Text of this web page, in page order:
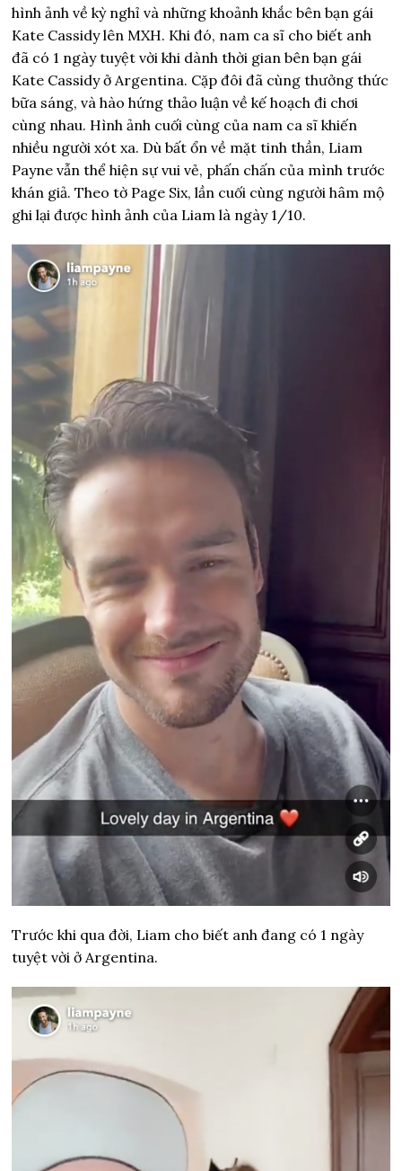
hình ảnh về kỳ nghỉ và những khoảnh khắc bên bạn gái
Kate Cassidy lên MXH. Khi đó, nam ca sĩ cho biết anh
đã có 1 ngày tuyệt vời khi dành thời gian bên bạn gái
Kate Cassidy ở Argentina. Cặp đôi đã cùng thưởng thức
bữa sáng, và hào hứng thảo luận về kế hoạch đi chơi
cùng nhau. Hình ảnh cuối cùng của nam ca sĩ khiến
nhiều người xót xa. Dù bất ổn về mặt tinh thần, Liam
Payne vẫn thể hiện sự vui vẻ, phấn chấn của mình trước
khán giả. Theo tờ Page Six, lần cuối cùng người hâm mộ
ghi lại được hình ảnh của Liam là ngày 1/10.
Trước khi qua đời, Liam cho biết anh đang có 1 ngày
tuyệt vời ở Argentina.